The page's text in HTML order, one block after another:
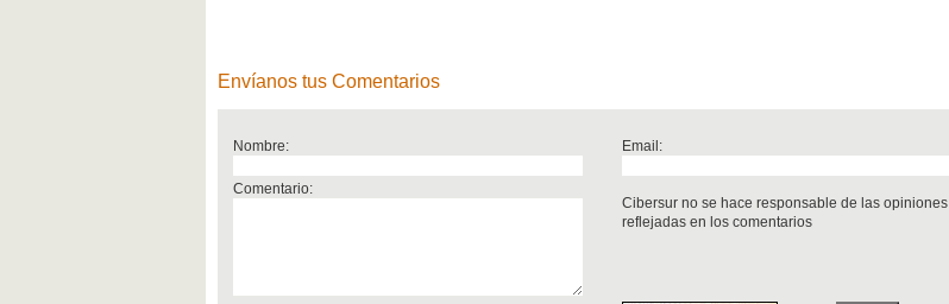
Envíanos tus Comentarios
Nombre: Email:
Comentario:
Cibersur no se hace responsable de las opiniones
reflejadas en los comentarios